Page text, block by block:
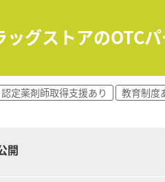
グストアのOTC
認定薬剤師取得支援あり 教育制度
開